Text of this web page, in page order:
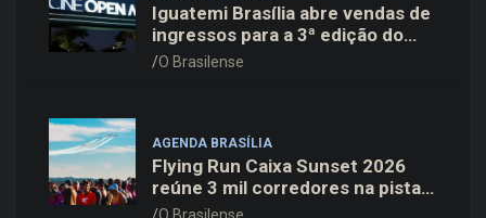
Iguatemi Brasília abre vendas de
ingressos para a 3ª edição do
Cine Open Air
O Brasilense
AGENDA BRASÍLIA
Flying Run Caixa Sunset 2026
reúne 3 mil corredores na pista
do Aeroporto de Brasília neste
O Brasilense